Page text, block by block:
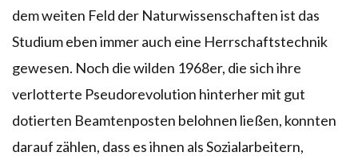
dem weiten Feld der Naturwissenschaften ist das
Studium eben immer auch eine Herrschaftstechnik
gewesen. Noch die wilden 1968er, die sich ihre
verlotterte Pseudorevolution hinterher mit gut
dotierten Beamtenposten belohnen ließen, konnten
darauf zählen, dass es ihnen als Sozialarbeitern,